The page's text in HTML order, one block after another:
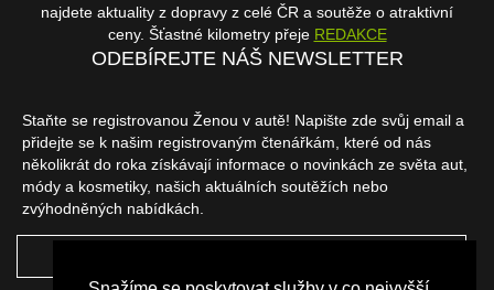
najdete aktuality z dopravy z celé ČR a soutěže o atraktivní
ceny. Šťastné kilometry přeje REDAKCE
ODEBÍREJTE NÁŠ NEWSLETTER
Staňte se registrovanou Ženou v autě! Napište zde svůj email a
přidejte se k našim registrovaným čtenářkám, které od nás
několikrát do roka získávají informace o novinkách ze světa aut,
módy a kosmetiky, našich aktuálních soutěžích nebo
zvýhodněných nabídkách.